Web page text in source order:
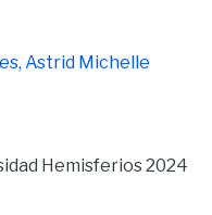
Astrid Michelle
Hemisferios 2024